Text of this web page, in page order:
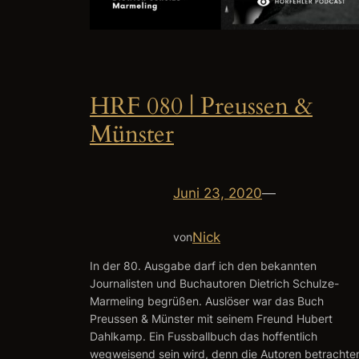
HRF 080 | Preussen &
Münster
Juni 23, 2020—
vonNick
In der 80. Ausgabe darf ich den bekannten
Journalisten und Buchautoren Dietrich Schulze-
Marmeling begrüßen. Auslöser war das Buch
Preussen & Münster mit seinem Freund Hubert
Dahlkamp. Ein Fussballbuch das hoffentlich
wegweisend sein wird, denn die Autoren